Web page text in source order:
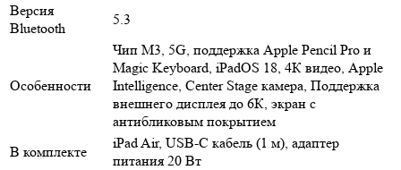
Версия
Bluetooth
5.3
Особенности
Чип М3, 5G, поддержка Apple Pencil Pro и
Magic Keyboard, iPadOS 18, 4К видео, Apple
Intelligence, Center Stage камера, Поддержка
внешнего дисплея до 6К, экран с
антибликовым покрытием
В комплекте
iPad Air, USB‑C кабель (1 м), адаптер
питания 20 Вт